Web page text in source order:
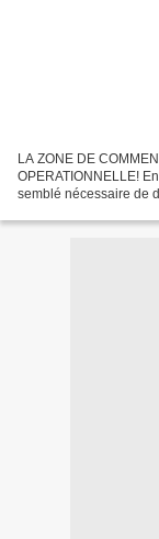
LA ZONE DE
OPERATIONNELLE!
semblé nécessaire de